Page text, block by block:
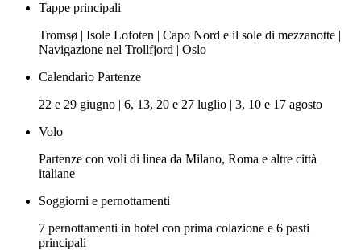
Tappe principali
Tromsø | Isole Lofoten | Capo Nord e il sole di mezzanotte |
Navigazione nel Trollfjord | Oslo
Calendario Partenze
22 e 29 giugno | 6, 13, 20 e 27 luglio | 3, 10 e 17 agosto
Volo
Partenze con voli di linea da Milano, Roma e altre città
italiane
Soggiorni e pernottamenti
7 pernottamenti in hotel con prima colazione e 6 pasti
principali